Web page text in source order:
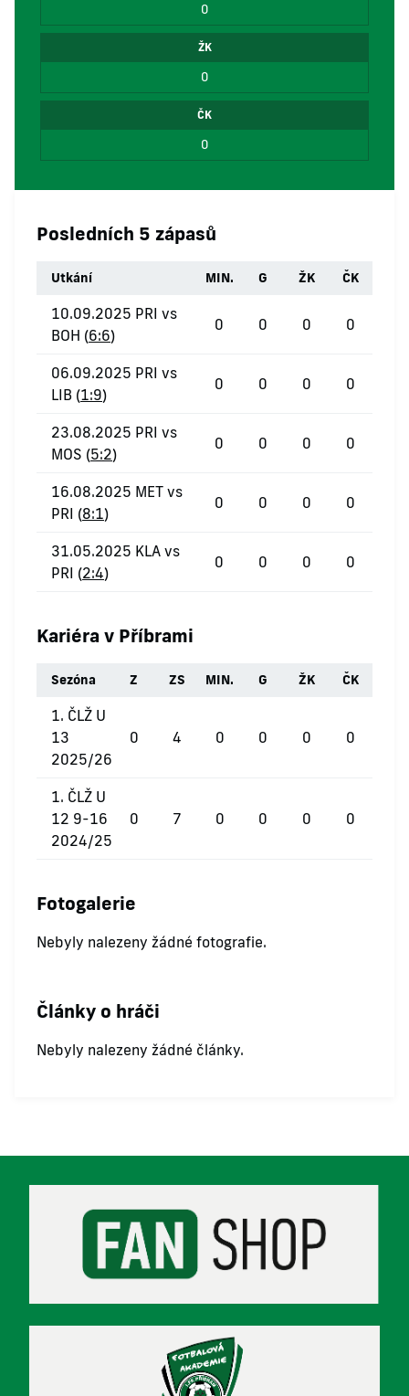
0
ŽK
0
ČK
0
Posledních 5 zápasů
Utkání MIN. G ŽK ČK
10.09.2025 PRI vs
BOH (6:6)
0 0 0 0
06.09.2025 PRI vs
LIB (1:9)
0 0 0 0
23.08.2025 PRI vs
MOS (5:2)
0 0 0 0
16.08.2025 MET vs
PRI (8:1)
0 0 0 0
31.05.2025 KLA vs
PRI (2:4)
0 0 0 0
Kariéra v Příbrami
Sezóna Z ZS MIN. G ŽK ČK
1. ČLŽ U
13
2025/26
0 4 0 0 0 0
1. ČLŽ U
12 9-16
2024/25
0 7 0 0 0 0
Fotogalerie
Nebyly nalezeny žádné fotografie.
Články o hráči
Nebyly nalezeny žádné články.